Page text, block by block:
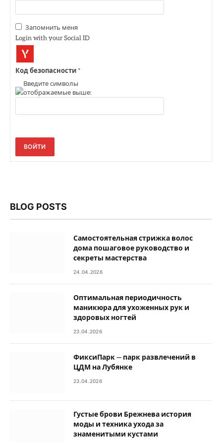
Запомнить меня
Login with your Social ID
Код безопасности *
Введите символы
отображаемые выше:
ВОЙТИ
BLOG POSTS
Самостоятельная стрижка волос
дома пошаговое руководство и
секреты мастерства
24.04.2026
Оптимальная периодичность
маникюра для ухоженных рук и
здоровых ногтей
23.04.2026
ФиксиПарк — парк развлечений в
ЦДМ на Лубянке
23.04.2026
Густые брови Брежнева история
моды и техника ухода за
знаменитыми кустами